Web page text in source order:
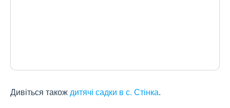
Дивіться такождитячі садки в с. Стінка.